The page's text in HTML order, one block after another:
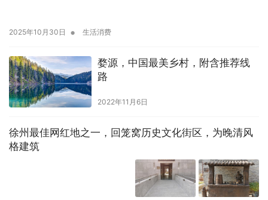
2025年10月30日 • 生活消费
婺源，中国最美乡村，附含推荐线
路
2022年11月6日
徐州最佳网红地之一，回笼窝历史文化街区，为晚清风
格建筑